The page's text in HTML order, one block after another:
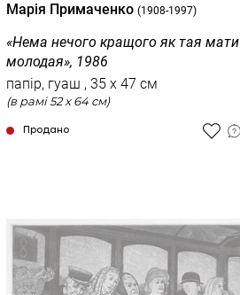
Марія Примаченко(1908-1997)
«Нема нечого кращого як тая мати
молодая», 1986
папір, гуаш , 35 x 47 см
(в рамі 52 x 64 см)
Продано